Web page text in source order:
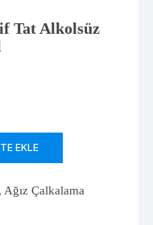
Tat Alkolsüz
EKLE
, Ağız Çalkalama